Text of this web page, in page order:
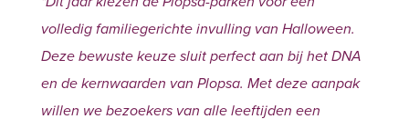
volledig familiegerichte invulling van Halloween.
Deze bewuste keuze sluit perfect aan bij het DNA
en de kernwaarden van Plopsa. Met deze aanpak
willen we bezoekers van alle leeftijden een